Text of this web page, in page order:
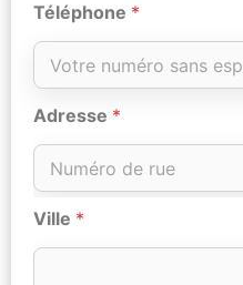
Téléphone *
Adresse *
Ville *